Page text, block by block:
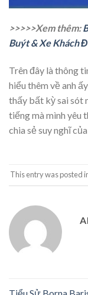
>>>>>Xem thêm:
Buýt & Xe Khách
Trên đây là thông
hiểu thêm về anh
thấy bất kỳ sai sót
tiếng mà mình yêu
chia sẻ suy nghĩ
This entry was posted